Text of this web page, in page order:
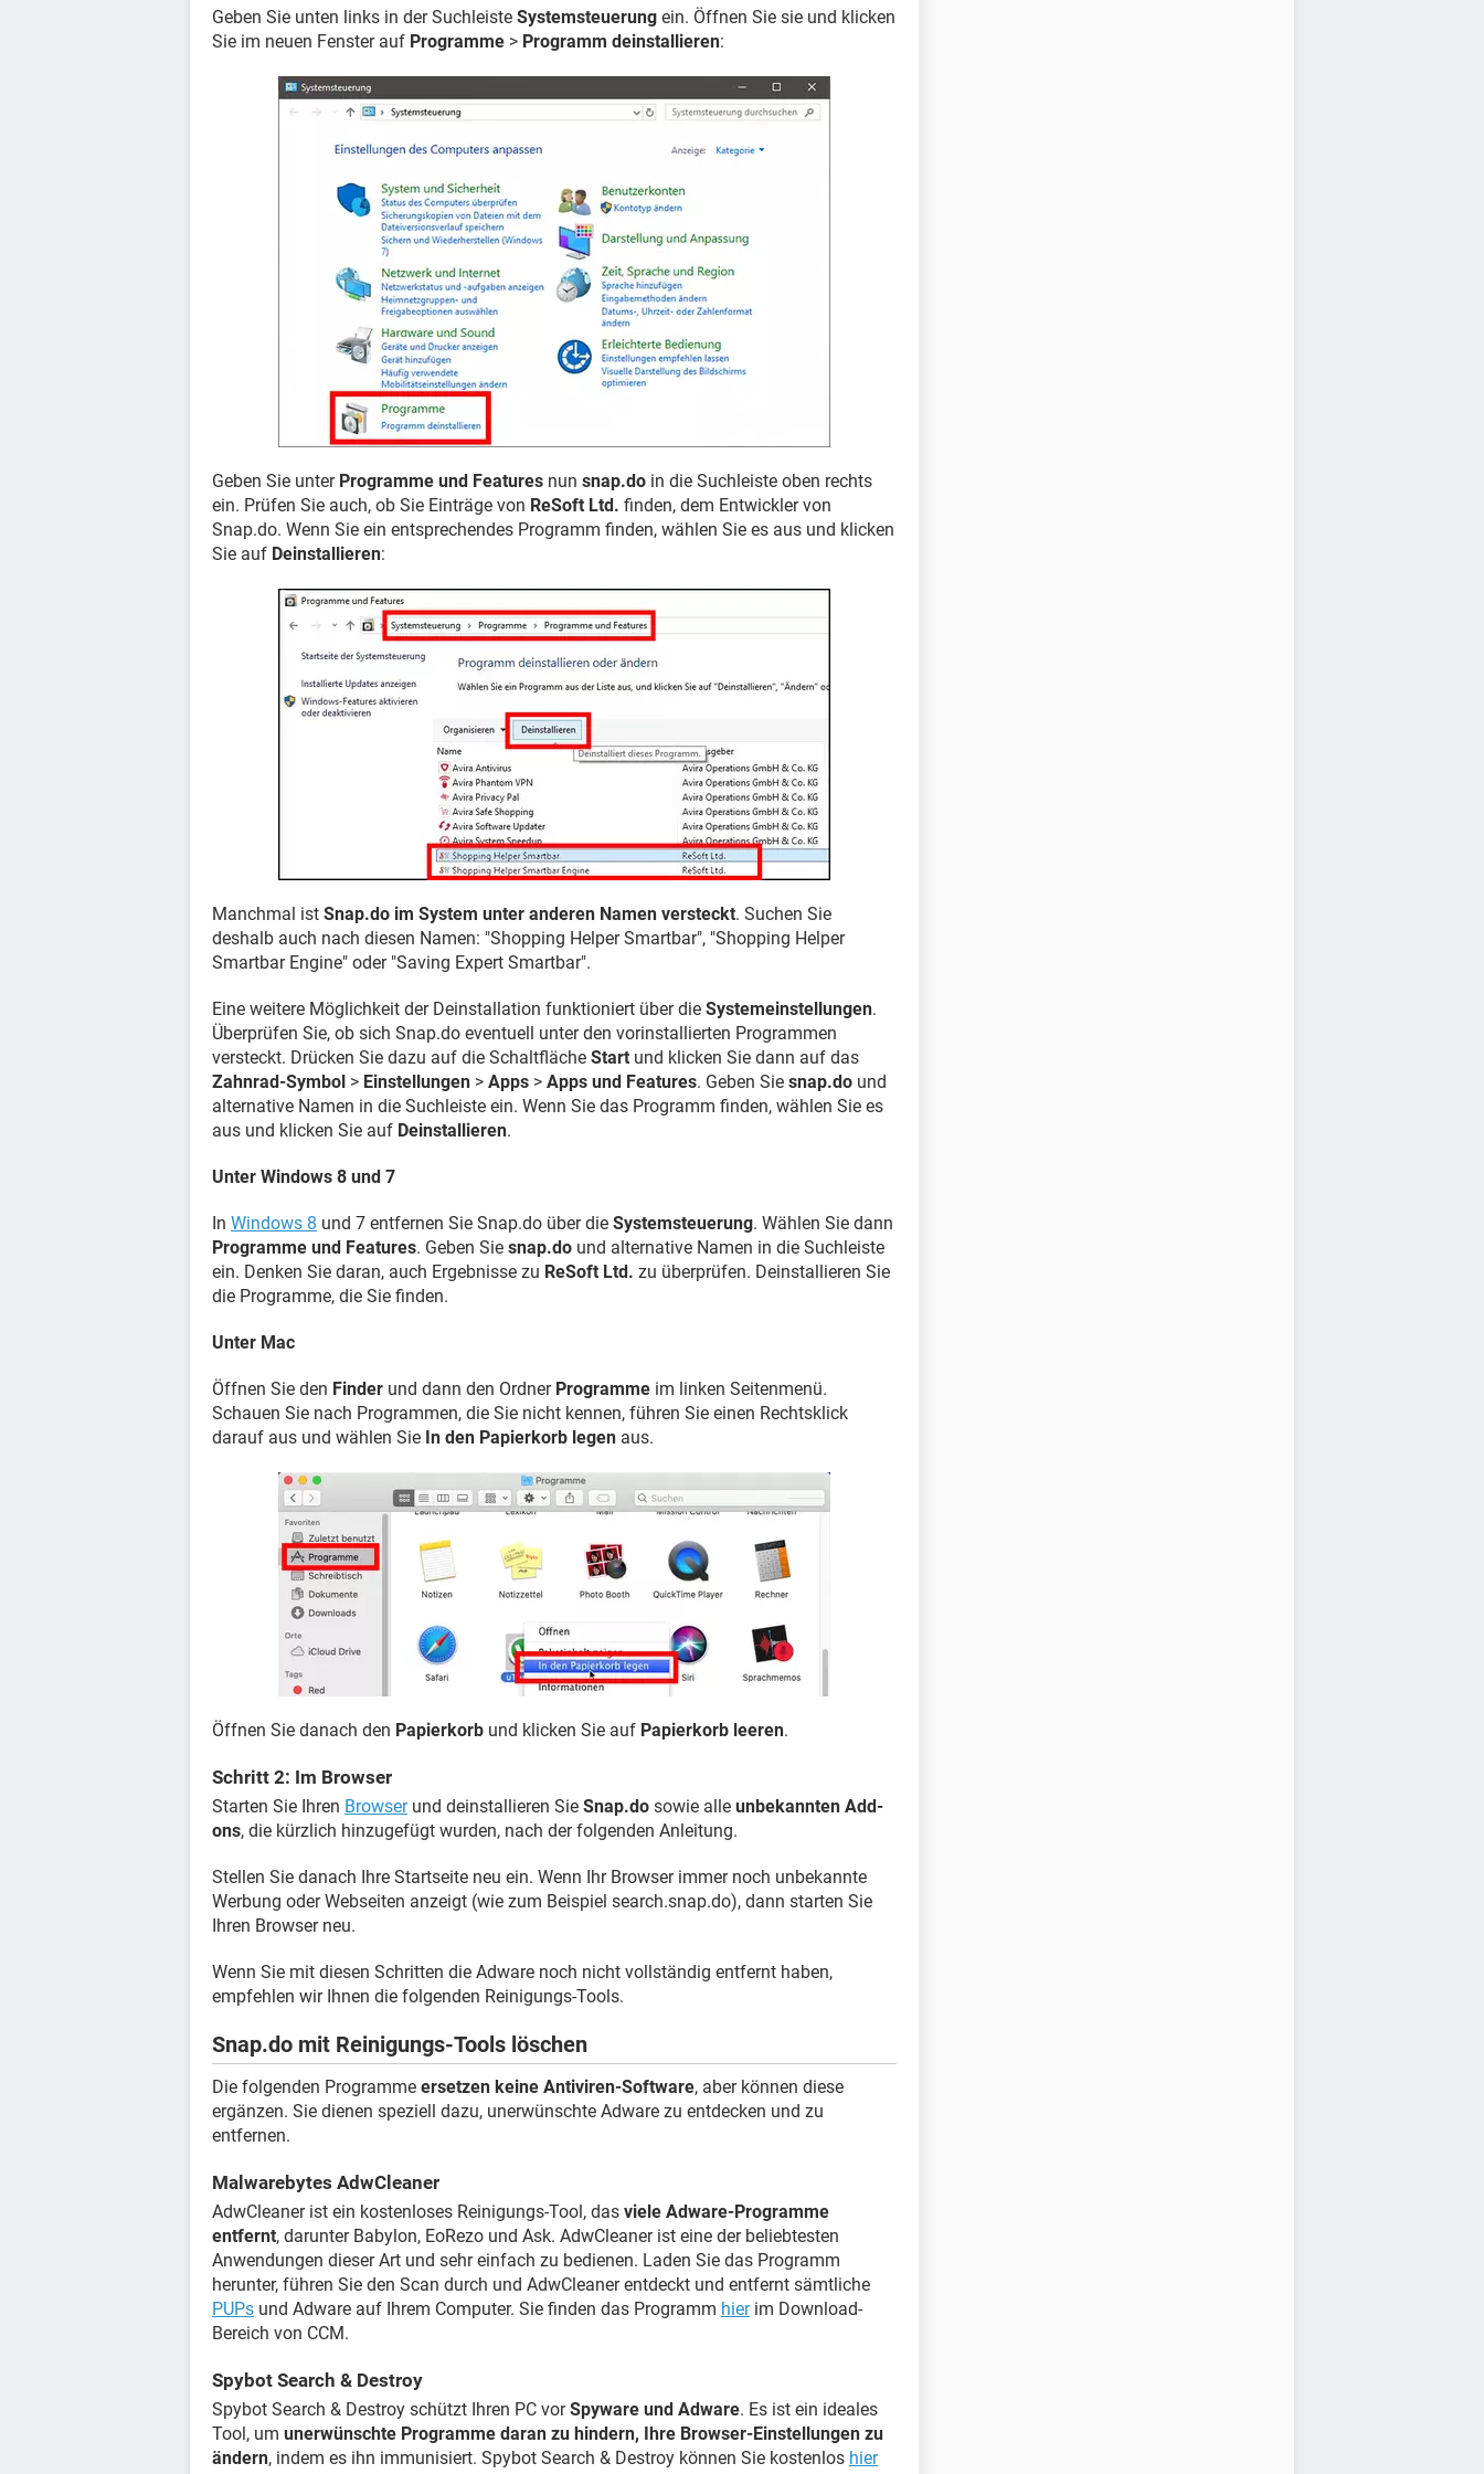
Geben Sie unten links in der Suchleiste Systemsteuerung ein. Öffnen Sie sie und klicken
Sie im neuen Fenster auf Programme > Programm deinstallieren:
Geben Sie unter Programme und Features nun snap.do in die Suchleiste oben rechts
ein. Prüfen Sie auch, ob Sie Einträge von ReSoft Ltd. finden, dem Entwickler von
Snap.do. Wenn Sie ein entsprechendes Programm finden, wählen Sie es aus und klicken
Sie auf Deinstallieren:
Manchmal ist Snap.do im System unter anderen Namen versteckt. Suchen Sie
deshalb auch nach diesen Namen: "Shopping Helper Smartbar", "Shopping Helper
Smartbar Engine" oder "Saving Expert Smartbar".
Eine weitere Möglichkeit der Deinstallation funktioniert über die Systemeinstellungen.
Überprüfen Sie, ob sich Snap.do eventuell unter den vorinstallierten Programmen
versteckt. Drücken Sie dazu auf die Schaltfläche Start und klicken Sie dann auf das
Zahnrad-Symbol > Einstellungen > Apps > Apps und Features. Geben Sie snap.do und
alternative Namen in die Suchleiste ein. Wenn Sie das Programm finden, wählen Sie es
aus und klicken Sie auf Deinstallieren.
Unter Windows 8 und 7
In Windows 8 und 7 entfernen Sie Snap.do über die Systemsteuerung. Wählen Sie dann
Programme und Features. Geben Sie snap.do und alternative Namen in die Suchleiste
ein. Denken Sie daran, auch Ergebnisse zu ReSoft Ltd. zu überprüfen. Deinstallieren Sie
die Programme, die Sie finden.
Unter Mac
Öffnen Sie den Finder und dann den Ordner Programme im linken Seitenmenü.
Schauen Sie nach Programmen, die Sie nicht kennen, führen Sie einen Rechtsklick
darauf aus und wählen Sie In den Papierkorb legen aus.
Öffnen Sie danach den Papierkorb und klicken Sie auf Papierkorb leeren.
Schritt 2: Im Browser
Starten Sie Ihren Browserund deinstallieren Sie Snap.do sowie alle unbekannten Add-
ons, die kürzlich hinzugefügt wurden, nach der folgenden Anleitung.
Stellen Sie danach Ihre Startseite neu ein. Wenn Ihr Browser immer noch unbekannte
Werbung oder Webseiten anzeigt (wie zum Beispiel search.snap.do), dann starten Sie
Ihren Browser neu.
Wenn Sie mit diesen Schritten die Adware noch nicht vollständig entfernt haben,
empfehlen wir Ihnen die folgenden Reinigungs-Tools.
Snap.do mit Reinigungs-Tools löschen
Die folgenden Programme ersetzen keine Antiviren-Software, aber können diese
ergänzen. Sie dienen speziell dazu, unerwünschte Adware zu entdecken und zu
entfernen.
Malwarebytes AdwCleaner
AdwCleaner ist ein kostenloses Reinigungs-Tool, das viele Adware-Programme
entfernt, darunter Babylon, EoRezo und Ask. AdwCleaner ist eine der beliebtesten
Anwendungen dieser Art und sehr einfach zu bedienen. Laden Sie das Programm
herunter, führen Sie den Scan durch und AdwCleaner entdeckt und entfernt sämtliche
PUPs und Adware auf Ihrem Computer. Sie finden das Programm hierim Download-
Bereich von CCM.
Spybot Search & Destroy
Spybot Search & Destroy schützt Ihren PC vorSpyware und Adware. Es ist ein ideales
Tool, um unerwünschte Programme daran zu hindern, Ihre Browser-Einstellungen zu
ändern, indem es ihn immunisiert. Spybot Search & Destroy können Sie kostenlos hier